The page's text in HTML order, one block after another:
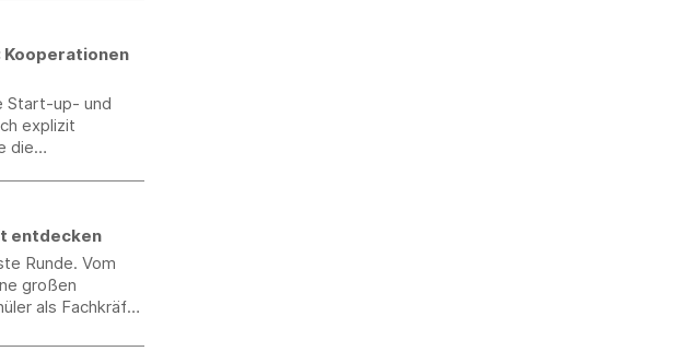
Kooperationen
Start-up- und
explizit
die
entdecken
Runde. Vom
großen
als Fachkräfte